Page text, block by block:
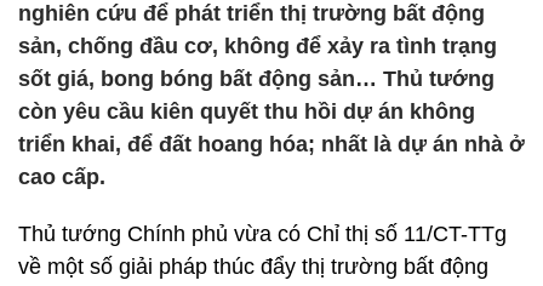
nghiên cứu để phát triển thị trường bất động
sản, chống đầu cơ, không để xảy ra tình trạng
sốt giá, bong bóng bất động sản… Thủ tướng
còn yêu cầu kiên quyết thu hồi dự án không
triển khai, để đất hoang hóa; nhất là dự án nhà ở
cao cấp.
Thủ tướng Chính phủ vừa có Chỉ thị số 11/CT-TTg
về một số giải pháp thúc đẩy thị trường bất động